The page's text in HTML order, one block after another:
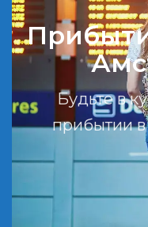
Будьте в
прибытии